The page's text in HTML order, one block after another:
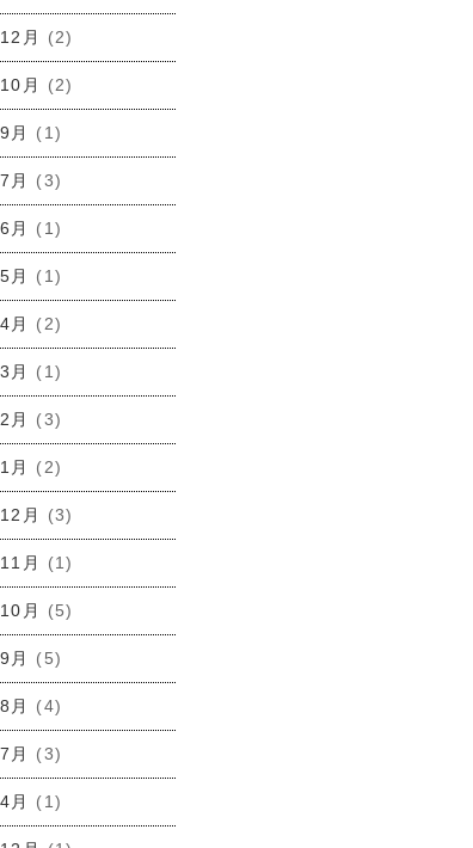
月 (2)
月 (2)
月 (1)
月 (3)
月 (1)
月 (1)
月 (2)
月 (1)
月 (3)
月 (2)
月 (3)
月 (1)
月 (5)
月 (5)
月 (4)
月 (3)
月 (1)